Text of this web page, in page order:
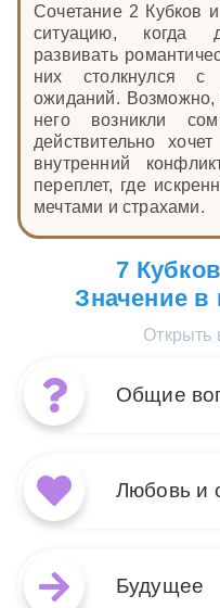
Сочетание 2 Кубков
ситуацию, когда
развивать
них столкнулся
ожиданий.
него возникли
действительно
внутренний
переплет, где
мечтами и страхами.
7
Значение в
Открыть
Общие
Любовь и
Будущее